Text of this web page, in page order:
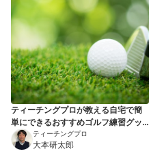
ティーチングプロが教える自宅で簡
単にできるおすすめゴルフ練習グッ
ズ7選 ティーチングプロ
大本研太郎